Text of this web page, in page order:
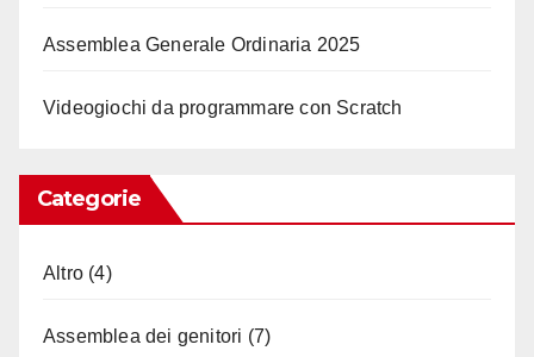
Assemblea Generale Ordinaria 2025
Videogiochi da programmare con Scratch
Categorie
Altro (4)
Assemblea dei genitori (7)